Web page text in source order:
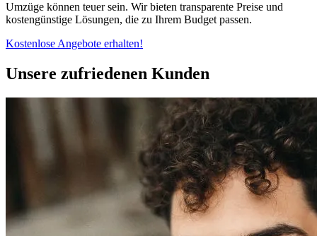
Umzüge können teuer sein. Wir bieten transparente Preise und
kostengünstige Lösungen, die zu Ihrem Budget passen.
Kostenlose Angebote erhalten!
Unsere zufriedenen Kunden